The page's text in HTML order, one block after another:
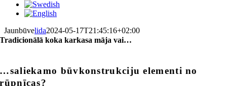
Jaunbūvelida2024-05-17T21:45:16+02:00
Tradicionālā koka karkasa māja vai…
…saliekamo būvkonstrukciju elementi no
rūpnīcas?